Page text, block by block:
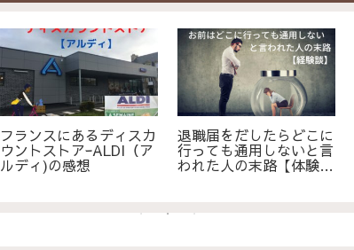
フランスにあるディスカ
ウントストアｰALDI（ア
ルディ)の感想
退職届をだしたらどこに
行っても通用しないと言
われた人の末路【体験